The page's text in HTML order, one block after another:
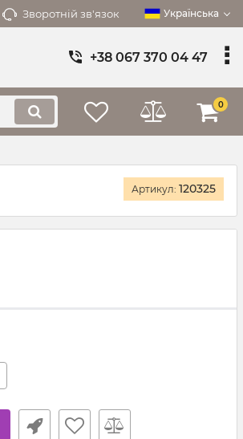
Зворотній зв'язок Українська
+38 067 370 04 47
0
Артикул: 120325